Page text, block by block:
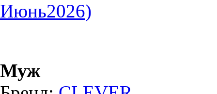
Июнь2026)
Муж